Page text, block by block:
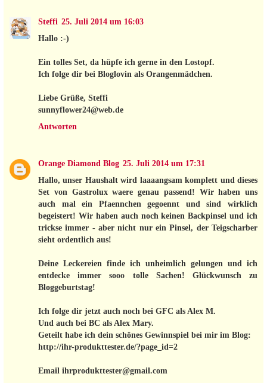
Steffi 25. Juli 2014 um 16:03
Hallo :-)
Ein tolles Set, da hüpfe ich gerne in den Lostopf.
Ich folge dir bei Bloglovin als Orangenmädchen.
Liebe Grüße, Steffi
sunnyflower24@web.de
Antworten
Orange Diamond Blog 25. Juli 2014 um 17:31
Hallo, unser Haushalt wird laaaangsam komplett und dieses
Set von Gastrolux waere genau passend! Wir haben uns
auch mal ein Pfaennchen gegoennt und sind wirklich
begeistert! Wir haben auch noch keinen Backpinsel und ich
trickse immer - aber nicht nur ein Pinsel, der Teigscharber
sieht ordentlich aus!
Deine Leckereien finde ich unheimlich gelungen und ich
entdecke immer sooo tolle Sachen! Glückwunsch zu
Bloggeburtstag!
Ich folge dir jetzt auch noch bei GFC als Alex M.
Und auch bei BC als Alex Mary.
Geteilt habe ich dein schönes Gewinnspiel bei mir im Blog:
http://ihr-produkttester.de/?page_id=2
Email ihrprodukttester@gmail.com